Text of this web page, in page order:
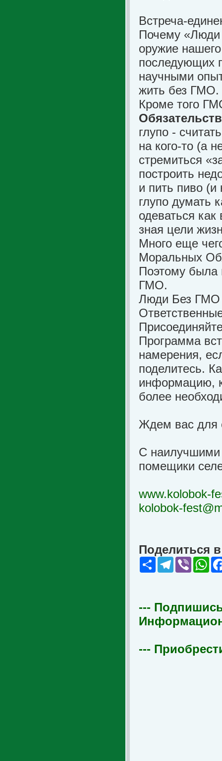
Встреча-
Почему
оружие
последующих
научными
жить без ГМО.
Кроме того
глупо -
на кого-то (а
стремиться
построить
и пить пиво (и
глупо думать
одеваться
зная цели
Много еще
Моральных
Поэтому
ГМО.
Люди Без ГМО
Программа
намерения,
поделитесь.
информацию,
более
Ждем вас для
С
помещики
www.kolobok-
kolobok-
Поделиться
Share Telegram
Viber
---
---